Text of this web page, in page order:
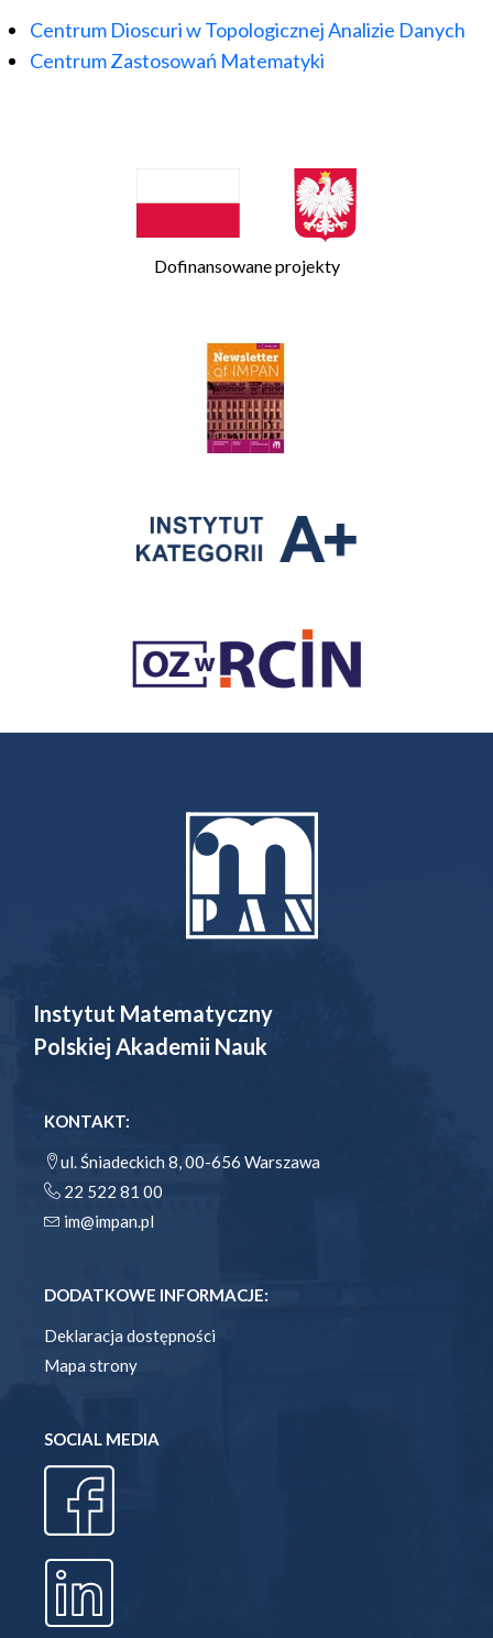
Centrum Dioscuri w Topologicznej Analizie Danych
Centrum Zastosowań Matematyki
Dofinansowane projekty
Instytut Matematyczny
Polskiej Akademii Nauk
KONTAKT:
ul. Śniadeckich 8, 00-656 Warszawa
22 522 81 00
im@impan.pl
DODATKOWE INFORMACJE:
Deklaracja dostępności
Mapa strony
SOCIAL MEDIA